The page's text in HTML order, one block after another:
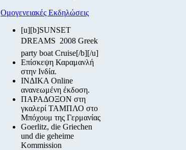
Ομογενειακές Εκδηλώσεις
[u][b]SUNSET
DREAMS  2008 Greek
party boat Cruise[/b][/u]
Επίσκεψη Καραμανλή
στην Ινδία.
ΙΝΔΙΚΑ Online
ανανεωμένη έκδοση.
ΠΑΡΑΔΟΞΟΝ στη
γκαλερί ΤΑΜΠΛΟ στο
Μπόχουμ της Γερμανίας
Goerlitz, die Griechen
und die geheime
Kommission